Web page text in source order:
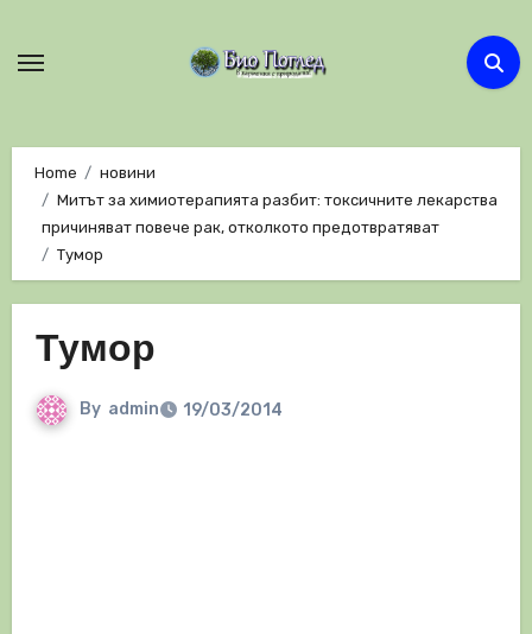
Home
новини
Митът за химиотерапията разбит: токсичните лекарства
причиняват повече рак, отколкото предотвратяват
Тумор
Тумор
By admin 19/03/2014